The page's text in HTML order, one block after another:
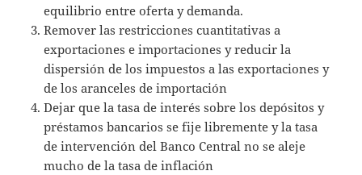
equilibrio entre oferta y demanda.
Remover las restricciones cuantitativas a
exportaciones e importaciones y reducir la
dispersión de los impuestos a las exportaciones y
de los aranceles de importación
Dejar que la tasa de interés sobre los depósitos y
préstamos bancarios se fije libremente y la tasa
de intervención del Banco Central no se aleje
mucho de la tasa de inflación